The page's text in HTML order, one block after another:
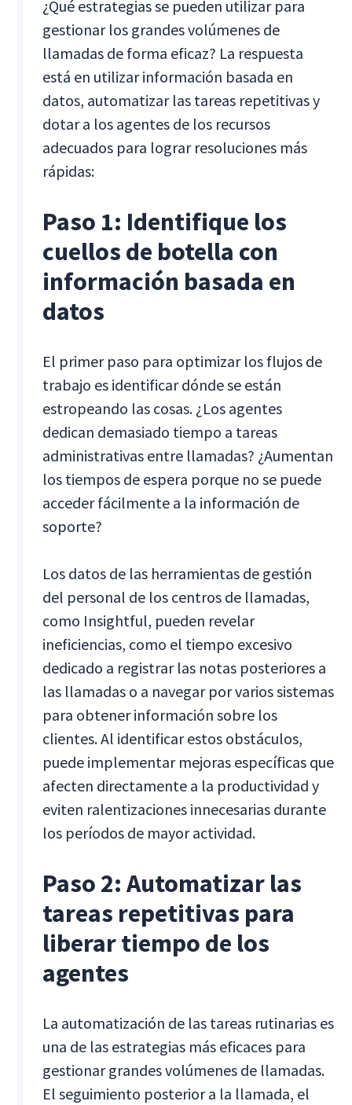
¿Qué estrategias se pueden utilizar para
gestionar los grandes volúmenes de
llamadas de forma eficaz? La respuesta
está en utilizar información basada en
datos, automatizar las tareas repetitivas y
dotar a los agentes de los recursos
adecuados para lograr resoluciones más
rápidas:
Paso 1: Identifique los
cuellos de botella con
información basada en
datos
El primer paso para optimizar los flujos de
trabajo es identificar dónde se están
estropeando las cosas. ¿Los agentes
dedican demasiado tiempo a tareas
administrativas entre llamadas? ¿Aumentan
los tiempos de espera porque no se puede
acceder fácilmente a la información de
soporte?
Los datos de las herramientas de gestión
del personal de los centros de llamadas,
como Insightful, pueden revelar
ineficiencias, como el tiempo excesivo
dedicado a registrar las notas posteriores a
las llamadas o a navegar por varios sistemas
para obtener información sobre los
clientes. Al identificar estos obstáculos,
puede implementar mejoras específicas que
afecten directamente a la productividad y
eviten ralentizaciones innecesarias durante
los períodos de mayor actividad.
Paso 2: Automatizar las
tareas repetitivas para
liberar tiempo de los
agentes
La automatización de las tareas rutinarias es
una de las estrategias más eficaces para
gestionar grandes volúmenes de llamadas.
El seguimiento posterior a la llamada, el